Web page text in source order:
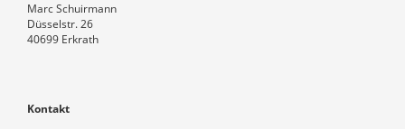
Marc Schuirmann
Düsselstr. 26
40699 Erkrath
Kontakt